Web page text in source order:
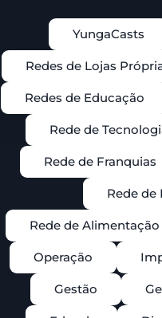
YungaCasts
Redes de Lojas
Redes de Educação
Rede de
Rede de Franquias
Rede de
Rede de Alimentação
Operação
Gestão